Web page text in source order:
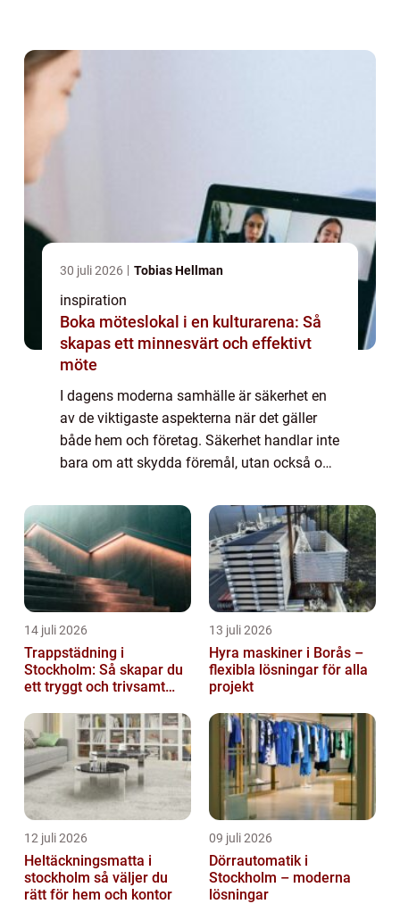
30 juli 2026 Tobias Hellman
inspiration
Boka möteslokal i en kulturarena: Så
skapas ett minnesvärt och effektivt
möte
I dagens moderna samhälle är säkerhet en
av de viktigaste aspekterna när det gäller
både hem och företag. Säkerhet handlar inte
bara om att skydda föremål, utan också om
14 juli 2026
Trappstädning i
Stockholm: Så skapar du
ett tryggt och trivsamt
13 juli 2026
Hyra maskiner i Borås –
flexibla lösningar för alla
projekt
12 juli 2026
Heltäckningsmatta i
stockholm så väljer du
rätt för hem och kontor
09 juli 2026
Dörrautomatik i
Stockholm – moderna
lösningar